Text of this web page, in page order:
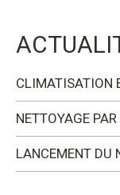
CLIMATISATION
NETTOYAGE
LANCEMENT DU